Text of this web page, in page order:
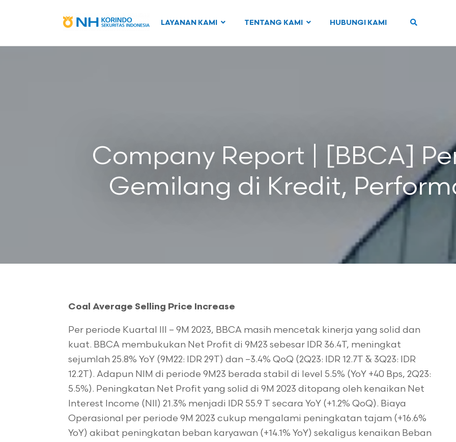
LAYANAN KAMI TENTANG KAMI HUBUNGI KAMI
Company Report | [BBCA]
Gemilang di Kredit,
Coal Average Selling Price Increase
Per periode Kuartal III – 9M 2023, BBCA masih mencetak kinerja yang solid dan
kuat. BBCA membukukan Net Profit di 9M23 sebesar IDR 36.4T, meningkat
sejumlah 25.8% YoY (9M22: IDR 29T) dan –3.4% QoQ (2Q23: IDR 12.7T & 3Q23: IDR
12.2T). Adapun NIM di periode 9M23 berada stabil di level 5.5% (YoY +40 Bps, 2Q23:
5.5%). Peningkatan Net Profit yang solid di 9M 2023 ditopang oleh kenaikan Net
Interest Income (NII) 21.3% menjadi IDR 55.9 T secara YoY (+1.2% QoQ). Biaya
Operasional per periode 9M 2023 cukup mengalami peningkatan tajam (+16.6%
YoY) akibat peningkatan beban karyawan (+14.1% YoY) sekaligus kenaikan Beban